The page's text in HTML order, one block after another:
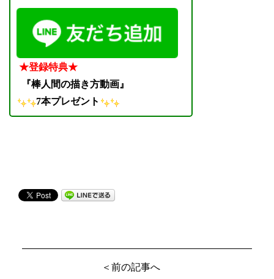
★登録特典★
『棒人間の描き方動画』
7本プレゼント
＜前の記事へ